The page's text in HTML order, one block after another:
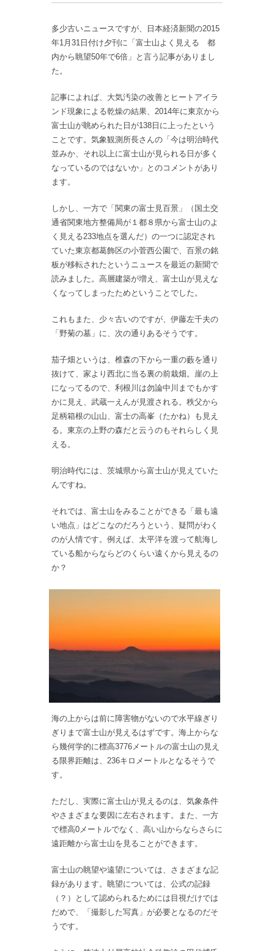
多少古いニュースですが、日本経済新聞の2015
年1月31日付け夕刊に「富士山よく見える 都
内から眺望50年で6倍」と言う記事がありまし
た。
記事によれば、大気汚染の改善とヒートアイラ
ンド現象による乾燥の結果、2014年に東京から
富士山が眺められた日が138日に上ったという
ことです。気象観測所長さんの「今は明治時代
並みか、それ以上に富士山が見られる日が多く
なっているのではないか」とのコメントがあり
ます。
しかし、一方で「関東の富士見百景」（国土交
通省関東地方整備局が１都８県から富士山のよ
く見える233地点を選んだ）の一つに認定され
ていた東京都葛飾区の小菅西公園で、百景の銘
板が移転されたというニュースを最近の新聞で
読みました。高層建築が増え、富士山が見えな
くなってしまったためということでした。
これもまた、少々古いのですが、伊藤左千夫の
「野菊の墓」に、次の通りあるそうです。
茄子畑というは、椎森の下から一重の藪を通り
抜けて、家より西北に当る裏の前栽畑。崖の上
になってるので、利根川は勿論中川までもかす
かに見え、武蔵一えんが見渡される。秩父から
足柄箱根の山山、富士の高峯（たかね）も見え
る。東京の上野の森だと云うのもそれらしく見
える。
明治時代には、茨城県から富士山が見えていた
んですね。
それでは、富士山をみることができる「最も遠
い地点」はどこなのだろうという、疑問がわく
のが人情です。例えば、太平洋を渡って航海し
ている船からならどのくらい遠くから見えるの
か？
海の上からは前に障害物がないので水平線ぎり
ぎりまで富士山が見えるはずです。海上からな
ら幾何学的に標高3776メートルの富士山の見え
る限界距離は、236キロメートルとなるそうで
す。
ただし、実際に富士山が見えるのは、気象条件
やさまざまな要因に左右されます。また、一方
で標高0メートルでなく、高い山からならさらに
遠距離から富士山を見ることができます。
富士山の眺望や遠望については、さまざまな記
録があります。眺望については、公式の記録
（？）として認められるためには目視だけでは
だめで、「撮影した写真」が必要となるのだそ
うです。